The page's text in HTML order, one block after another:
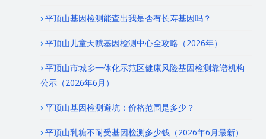
平顶山基因检测能查出我是否有长寿基因吗？
平顶山儿童天赋基因检测中心全攻略（2026年）
平顶山市城乡一体化示范区健康风险基因检测靠谱机构
公示（2026年6月）
平顶山基因检测避坑：价格范围是多少？
平顶山乳糖不耐受基因检测多少钱（2026年6月最新）